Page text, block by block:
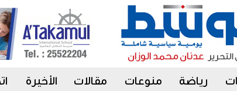
رياضة منوعات مقالات الأخيرة